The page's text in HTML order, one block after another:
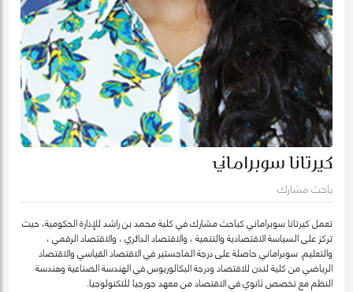
كيرتانا سوبراماني
باحث مشارك
تعمل كيرتانا سوبراماني كباحث مشارك في كلية محمد بن راشد للإدارة الحكومية، حيث
تركز على السياسة الاقتصادية والتنمية ، والاقتصاد الدائري ، والاقتصاد الرقمي ،
والتعليم. سوبراماني حاصلة على درجة الماجستير في الاقتصاد القياسي والاقتصاد
الرياضي من كلية لندن للاقتصاد ودرجة البكالوريوس في الهندسة الصناعية وهندسة
النظم مع تخصص ثانوي في الاقتصاد من معهد جورجيا للتكنولوجيا.